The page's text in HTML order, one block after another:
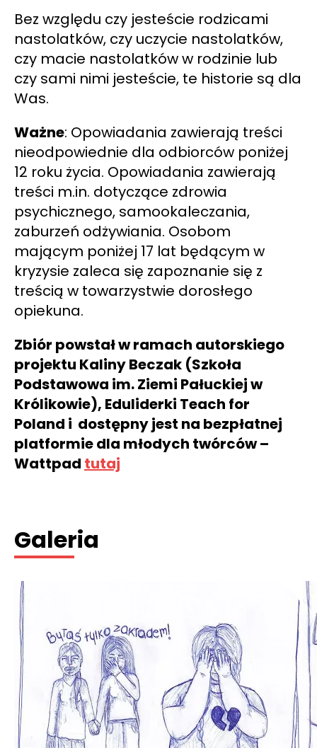
Bez względu czy jesteście rodzicami
nastolatków, czy uczycie nastolatków,
czy macie nastolatków w rodzinie lub
czy sami nimi jesteście, te historie są dla
Was.
Ważne: Opowiadania zawierają treści
nieodpowiednie dla odbiorców poniżej
12 roku życia. Opowiadania zawierają
treści m.in. dotyczące zdrowia
psychicznego, samookaleczania,
zaburzeń odżywiania. Osobom
mającym poniżej 17 lat będącym w
kryzysie zaleca się zapoznanie się z
treścią w towarzystwie dorosłego
opiekuna.
Zbiór powstał w ramach autorskiego
projektu Kaliny Beczak (Szkoła
Podstawowa im. Ziemi Pałuckiej w
Królikowie), Eduliderki Teach for
Poland i dostępny jest na bezpłatnej
platformie dla młodych twórców –
Wattpad tutaj
Galeria